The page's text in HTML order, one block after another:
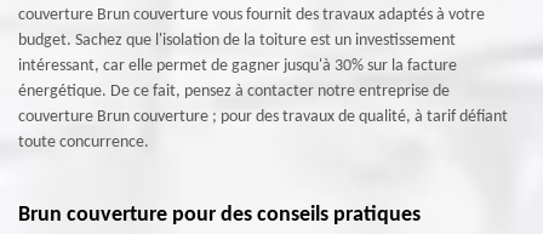
couverture Brun couverture vous fournit des travaux adaptés à votre
budget. Sachez que l'isolation de la toiture est un investissement
intéressant, car elle permet de gagner jusqu'à 30% sur la facture
énergétique. De ce fait, pensez à contacter notre entreprise de
couverture Brun couverture ; pour des travaux de qualité, à tarif défiant
toute concurrence.
Brun couverture pour des conseils pratiques